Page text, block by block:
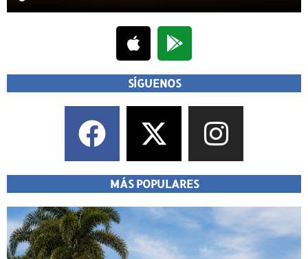
SÍGUENOS
MÁS POPULARES